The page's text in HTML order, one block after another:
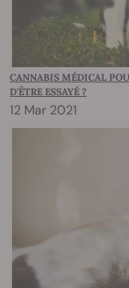
CANNABIS MÉDICAL
D'ÊTRE ESSAYÉ ?
12 Mar 2021